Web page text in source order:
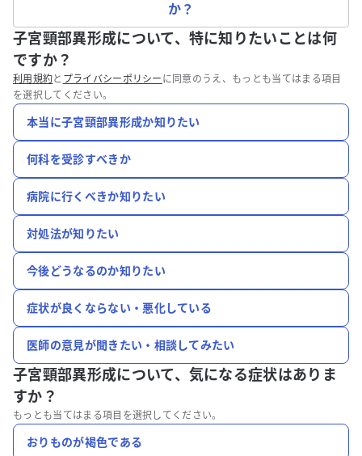
か？
子宮頸部異形成について、特に知りたいことは何
ですか？
利用規約と プライバシーポリシー に同意のうえ、もっとも当てはまる項目
を選択してください。
本当に子宮頸部異形成か知りたい
何科を受診すべきか
病院に行くべきか知りたい
対処法が知りたい
今後どうなるのか知りたい
症状が良くならない・悪化している
医師の意見が聞きたい・相談してみたい
子宮頸部異形成について、 気になる症状はありま
すか？
もっとも当てはまる項目を選択してください。
おりものが褐色である